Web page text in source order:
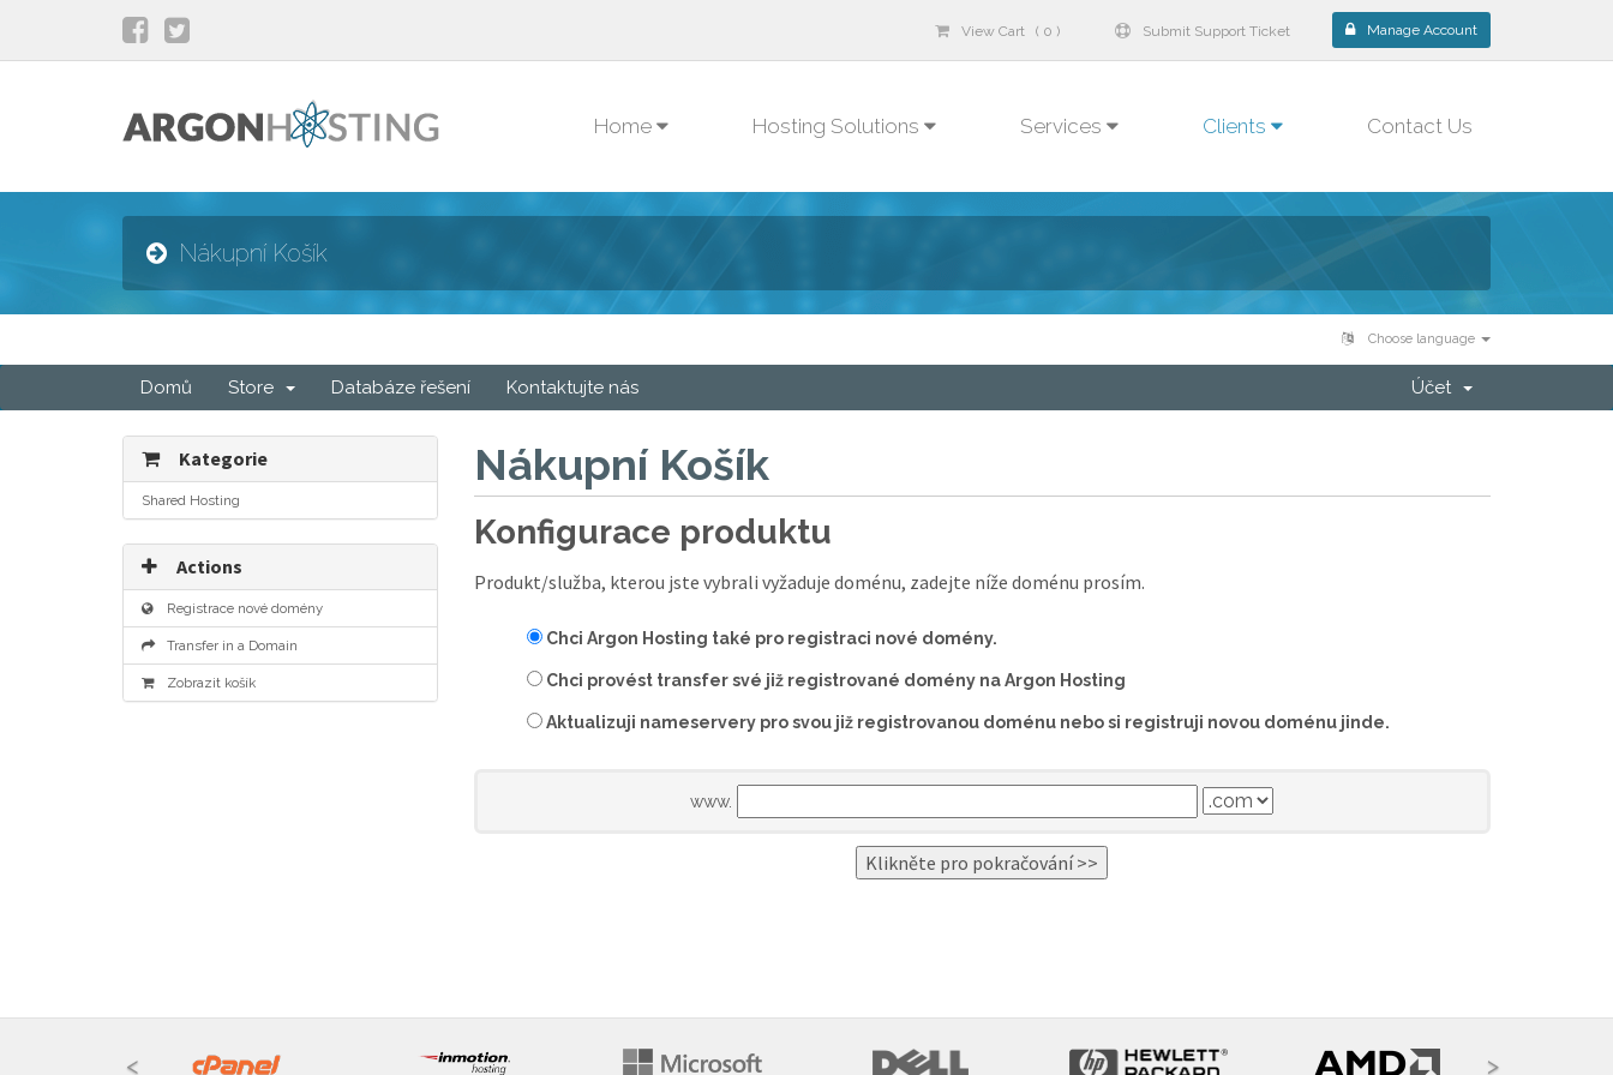
View Cart ( 0 ) Submit Support Ticket Manage Account
Home Hosting Solutions Services Clients Contact Us
Nákupní Košík
Choose language
Domů Store Databáze řešení Kontaktujte nás Účet
Nákupní Košík
Konfigurace produktu
Produkt/služba, kterou jste vybrali vyžaduje doménu, zadejte níže doménu prosím.
Chci Argon Hosting také pro registraci nové domény.
Chci provést transfer své již registrované domény na Argon Hosting
Aktualizuji nameservery pro svou již registrovanou doménu nebo si registruji novou doménu jinde.
www.
Kategorie
Shared Hosting
Actions
Registrace nové domény
Transfer in a Domain
Zobrazit košík
< >